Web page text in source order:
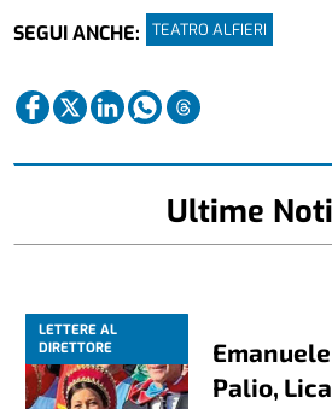
SEGUI ANCHE:
TEATRO ALFIERI
Ultime
LETTERE AL
DIRETTORE
Palio,